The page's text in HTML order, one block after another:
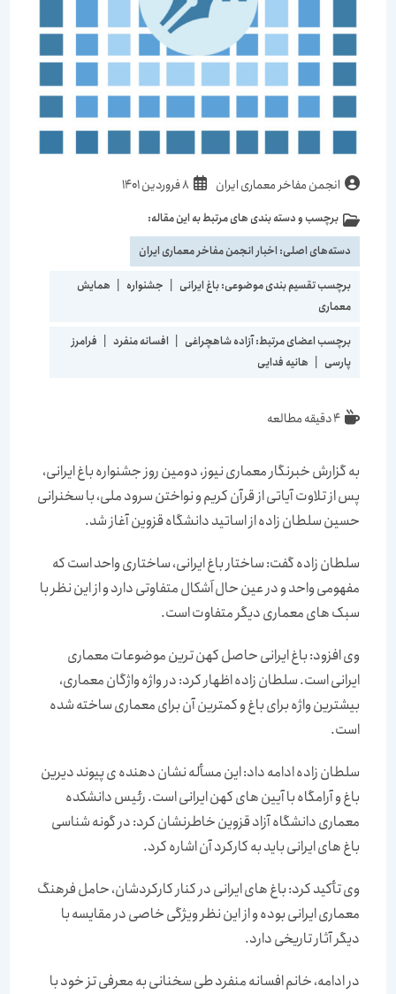
انجمن مفاخر معماری ایران 8 فروردین 1401
برچسب و دسته بندی های مرتبط به این مقاله:
دسته‌های اصلی:اخبار انجمن مفاخر معماری ایران
برچسب تقسیم بندی موضوعی:باغ ایرانی | جشنواره |
همایش
معماری
برچسب اعضای مرتبط:آزاده شاهچراغی | افسانه منفرد |
فرامرز
پارسی | هانیه فدایی
4 دقیقه مطالعه
به گزارش خبرنگار معماری نیوز، دومین روز جشنواره باغ ایرانی،
پس از تلاوت آیاتی از قرآن کریم و نواختن سرود ملی، با سخنرانی
حسین سلطان زاده از اساتید دانشگاه قزوین آغاز شد.
سلطان زاده گفت: ساختار باغ ایرانی، ساختاری واحد است که
مفهومی واحد و در عین حال اَشکال متفاوتی دارد و از این نظر با
سبک های معماری دیگر متفاوت است.
وی افزود: باغ ایرانی حاصل کهن ترین موضوعات معماری
ایرانی است. سلطان زاده اظهار کرد: در واژه واژگان معماری،
بیشترین واژه برای باغ و کمترین آن برای معماری ساخته شده
است.
سلطان زاده ادامه داد: این مسأله نشان دهنده ی پیوند دیرین
باغ و آرامگاه با آیین های کهن ایرانی است. رئیس دانشکده
معماری دانشگاه آزاد قزوین خاطرنشان کرد: در گونه شناسی
باغ های ایرانی باید به کارکرد آن اشاره کرد.
وی تأکید کرد: باغ های ایرانی در کنار کارکردشان، حامل فرهنگ
معماری ایرانی بوده و از این نظر ویژگی خاصی در مقایسه با
دیگر آثار تاریخی دارد.
در ادامه، خانم افسانه منفرد طی سخنانی به معرفی تز خود با